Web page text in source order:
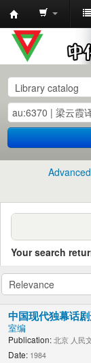
中
化
中
学
图
书
馆
目
Your search
中国现代独幕话
室编
Publication: 北京 人民
Date: 1984